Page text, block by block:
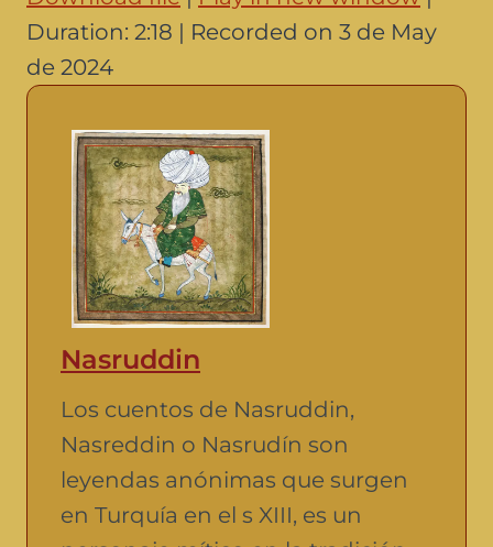
RSS FEED
SHARE
LINK
Duration: 2:18 | Recorded on 3 de May
de 2024
Nasruddin
Los cuentos de Nasruddin,
Nasreddin o Nasrudín son
leyendas anónimas que surgen
en Turquía en el s XIII, es un